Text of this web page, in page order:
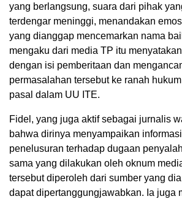
yang berlangsung, suara dari pihak
terdengar meninggi, menandakan
yang dianggap mencemarkan nama
mengaku dari media TP itu
dengan isi pemberitaan dan
permasalahan tersebut ke ranah
pasal dalam UU ITE.
Fidel, yang juga aktif sebagai jurnalis
bahwa dirinya menyampaikan
penelusuran terhadap dugaan
sama yang dilakukan oleh oknum
tersebut diperoleh dari sumber yang
dapat dipertanggungjawabkan. Ia juga